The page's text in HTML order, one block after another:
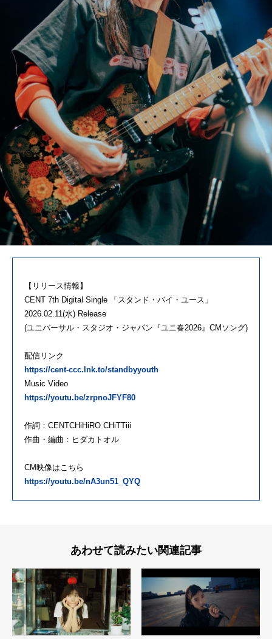
【リリース情報】
CENT 7th Digital Single 「スタンド・バイ・ユース」
2026.02.11(水) Release
(ユニバーサル・スタジオ・ジャパン『ユニ春2026』CMソング)
配信リンク
https://cent-ccc.lnk.to/standbyyouth
Music Video
https://youtu.be/zrpnoJFYF80
作詞：CENTCHiHiRO CHiTTiii
作曲・編曲：ヒダカトオル
CM映像はこちら
https://youtu.be/nA3un51_QYQ
あわせて読みたい関連記事